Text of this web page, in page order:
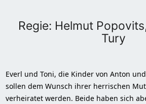
Regie: Helmut
Tury
Everl und Toni, die Kinder von Anton
sollen dem Wunsch ihrer herrischen
verheiratet werden. Beide haben sich